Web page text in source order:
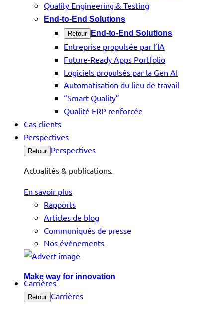
Quality Engineering & Testing
End-to-End Solutions
Retour End-to-End Solutions
Entreprise propulsée par l’IA
Future-Ready Apps Portfolio
Logiciels propulsés par la Gen AI
Automatisation du lieu de travail
“Smart Quality”
Qualité ERP renforcée
Cas clients
Perspectives
Retour Perspectives
Actualités & publications.
En savoir plus
Rapports
Articles de blog
Communiqués de presse
Nos événements
Make way for innovation
Carrières
Retour Carrières